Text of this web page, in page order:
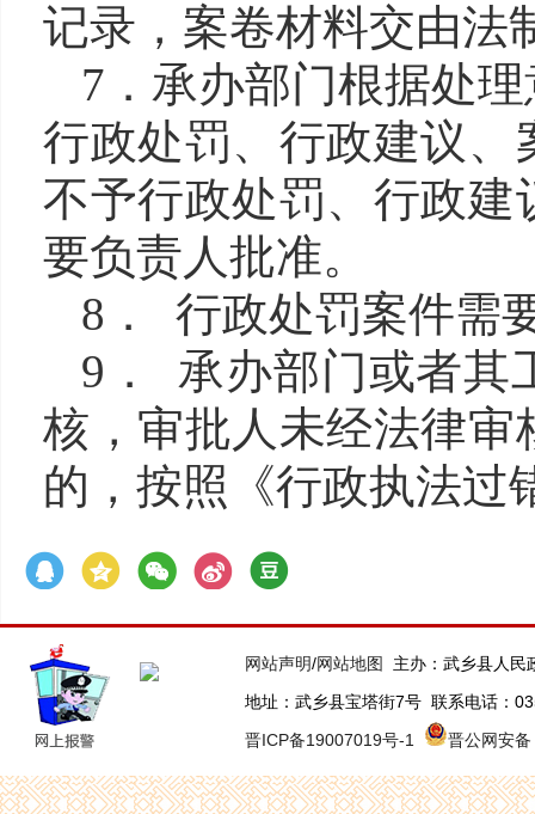
记录，案卷材料交由法
7．承办部门根据处
行政处罚、行政建议
不予行政处罚、行政
要负责人批准。
8． 行政处罚案件需
9． 承办部门或者其
核，审批人未经法律
的，按照《行政执法过
网站声明/网站地图
主办：武乡县人
地址：武乡县宝塔街7号 联系电话：
晋ICP备19007019号-1
晋公网安